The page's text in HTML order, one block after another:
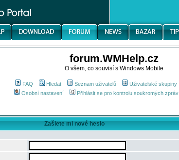
forum.WMHelp.cz
O všem, co souvisí s Windows Mobile
FAQ Hledat Seznam uživatelů Uživatelské skupiny
Osobní nastavení
Přihlásit se pro kontrolu soukromých zpráv
Zašlete mi nové heslo